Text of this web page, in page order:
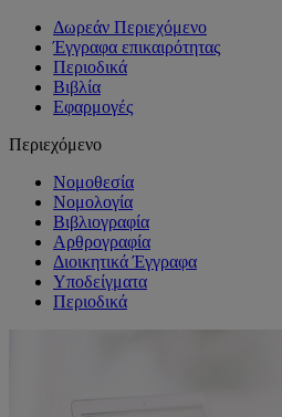
Δωρεάν Περιεχόμενο
Έγγραφα επικαιρότητας
Περιοδικά
Βιβλία
Εφαρμογές
Περιεχόμενο
Νομοθεσία
Νομολογία
Βιβλιογραφία
Αρθρογραφία
Διοικητικά Έγγραφα
Υποδείγματα
Περιοδικά